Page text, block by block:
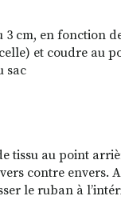
3 cm, en fonction
et coudre au
sac
tissu au point
contre envers.
le ruban à